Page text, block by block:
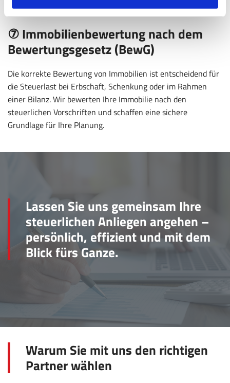
⑦ Immobilienbewertung nach dem
Bewertungsgesetz (BewG)
Die korrekte Bewertung von Immobilien ist entscheidend für
die Steuerlast bei Erbschaft, Schenkung oder im Rahmen
einer Bilanz. Wir bewerten Ihre Immobilie nach den
steuerlichen Vorschriften und schaffen eine sichere
Grundlage für Ihre Planung.
Lassen Sie uns gemeinsam Ihre
steuerlichen Anliegen angehen –
persönlich, effizient und mit dem
Blick fürs Ganze.
Warum Sie mit uns den richtigen
Partner wählen